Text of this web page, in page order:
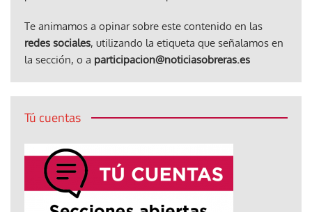
Te animamos a opinar sobre este contenido en las
redes sociales, utilizando la etiqueta que señalamos en
la sección, o a participacion@noticiasobreras.es
Tú cuentas